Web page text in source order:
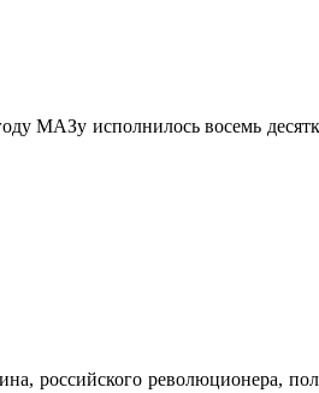
МАЗу исполнилось восемь
революционера,